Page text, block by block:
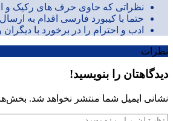
نظراتی که حاوی حرف های رکیک و
حتما با کیبورد فارسی اقدام به
ادب و احترام را در برخورد با
نظرات
دیدگاهتان را بنویسید!
نشانی ایمیل شما منتشر نخواهد شد.